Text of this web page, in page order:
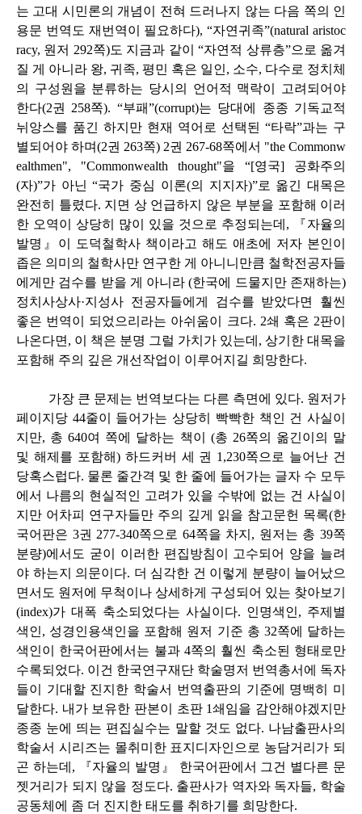
는 고대 시민론의 개념이 전혀 드러나지 않는 다음 쪽의 인
용문 번역도 재번역이 필요하다), “자연귀족”(natural aristoc
racy, 원저 292쪽)도 지금과 같이 “자연적 상류층”으로 옮겨
질 게 아니라 왕, 귀족, 평민 혹은 일인, 소수, 다수로 정치체
의 구성원을 분류하는 당시의 언어적 맥락이 고려되어야
한다(2권 258쪽). “부패”(corrupt)는 당대에 종종 기독교적
뉘앙스를 품긴 하지만 현재 역어로 선택된 “타락”과는 구
별되어야 하며(2권 263쪽) 2권 267-68쪽에서 "the Commonw
ealthmen", "Commonwealth thought"을 “[영국] 공화주의
(자)”가 아닌 “국가 중심 이론(의 지지자)”로 옮긴 대목은
완전히 틀렸다. 지면 상 언급하지 않은 부분을 포함해 이러
한 오역이 상당히 많이 있을 것으로 추정되는데, 『자율의
발명』이 도덕철학사 책이라고 해도 애초에 저자 본인이
좁은 의미의 철학사만 연구한 게 아니니만큼 철학전공자들
에게만 검수를 받을 게 아니라 (한국에 드물지만 존재하는)
정치사상사·지성사 전공자들에게 검수를 받았다면 훨씬
좋은 번역이 되었으리라는 아쉬움이 크다. 2쇄 혹은 2판이
나온다면, 이 책은 분명 그럴 가치가 있는데, 상기한 대목을
포함해 주의 깊은 개선작업이 이루어지길 희망한다.
가장 큰 문제는 번역보다는 다른 측면에 있다. 원저가
페이지당 44줄이 들어가는 상당히 빡빡한 책인 건 사실이
지만, 총 640여 쪽에 달하는 책이 (총 26쪽의 옮긴이의 말
및 해제를 포함해) 하드커버 세 권 1,230쪽으로 늘어난 건
당혹스럽다. 물론 줄간격 및 한 줄에 들어가는 글자 수 모두
에서 나름의 현실적인 고려가 있을 수밖에 없는 건 사실이
지만 어차피 연구자들만 주의 깊게 읽을 참고문헌 목록(한
국어판은 3권 277-340쪽으로 64쪽을 차지, 원저는 총 39쪽
분량)에서도 굳이 이러한 편집방침이 고수되어 양을 늘려
야 하는지 의문이다. 더 심각한 건 이렇게 분량이 늘어났으
면서도 원저에 무척이나 상세하게 구성되어 있는 찾아보기
(index)가 대폭 축소되었다는 사실이다. 인명색인, 주제별
색인, 성경인용색인을 포함해 원저 기준 총 32쪽에 달하는
색인이 한국어판에서는 불과 4쪽의 훨씬 축소된 형태로만
수록되었다. 이건 한국연구재단 학술명저 번역총서에 독자
들이 기대할 진지한 학술서 번역출판의 기준에 명백히 미
달한다. 내가 보유한 판본이 초판 1쇄임을 감안해야겠지만
종종 눈에 띄는 편집실수는 말할 것도 없다. 나남출판사의
학술서 시리즈는 몰취미한 표지디자인으로 농담거리가 되
곤 하는데, 『자율의 발명』 한국어판에서 그건 별다른 문
젯거리가 되지 않을 정도다. 출판사가 역자와 독자들, 학술
공동체에 좀 더 진지한 태도를 취하기를 희망한다.